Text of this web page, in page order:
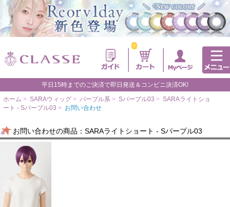
0
平日15時までのご決済で即日発送＆コンビニ決済OK!
ホーム > SARAウィッグ > パープル系 > Sパープル03 > SARAライトショ
ート - Sパープル03 > お問い合わせ
お問い合わせの商品：SARAライトショート - Sパープル03